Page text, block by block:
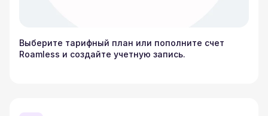
Выберите тарифный план или пополните счет
Roamless и создайте учетную запись.